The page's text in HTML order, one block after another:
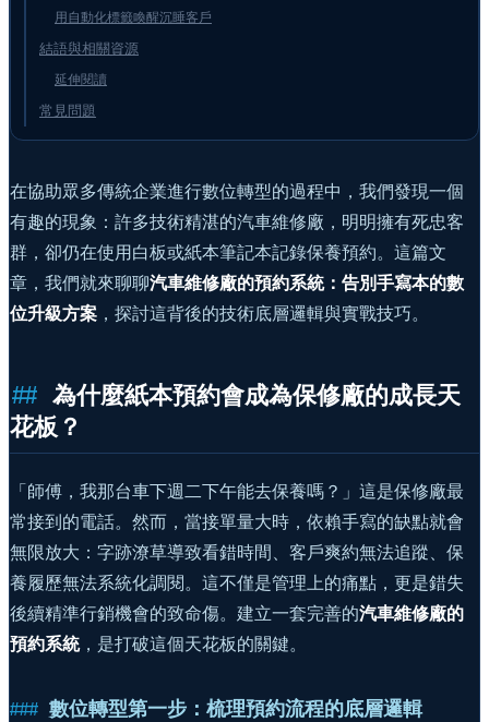
用自動化標籤喚醒沉睡客戶
結語與相關資源
延伸閱讀
常見問題
在協助眾多傳統企業進行數位轉型的過程中，我們發現一個
有趣的現象：許多技術精湛的汽車維修廠，明明擁有死忠客
群，卻仍在使用白板或紙本筆記本記錄保養預約。這篇文
章，我們就來聊聊汽車維修廠的預約系統：告別手寫本的數
位升級方案 ，探討這背後的技術底層邏輯與實戰技巧。
為什麼紙本預約會成為保修廠的成長天
花板？
「師傅，我那台車下週二下午能去保養嗎？」這是保修廠最
常接到的電話。然而，當接單量大時，依賴手寫的缺點就會
無限放大：字跡潦草導致看錯時間、客戶爽約無法追蹤、保
養履歷無法系統化調閱。這不僅是管理上的痛點，更是錯失
後續精準行銷機會的致命傷。建立一套完善的汽車維修廠的
預約系統，是打破這個天花板的關鍵。
數位轉型第一步：梳理預約流程的底層邏輯